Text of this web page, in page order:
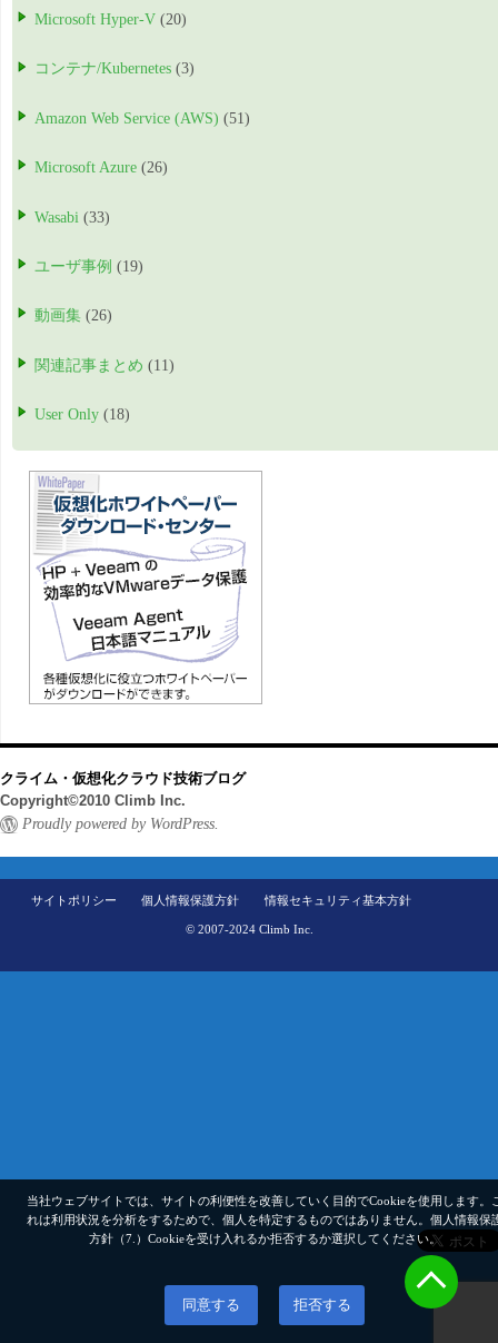
Microsoft Hyper-V (20)
コンテナ/Kubernetes (3)
Amazon Web Service (AWS) (51)
Microsoft Azure (26)
Wasabi (33)
ユーザ事例 (19)
動画集 (26)
関連記事まとめ (11)
User Only (18)
クライム・仮想化クラウド技術ブログ
Copyright©2010 Climb Inc.
Proudly powered by WordPress.
サイトポリシー 個人情報保護方針 情報セキュリティ基本方針
© 2007-2024 Climb Inc.
当社ウェブサイトでは、サイトの利便性を改善していく目的でCookieを使用します。
れは利用状況を分析をするためで、個人を特定するものではありません。 個人情報保
方針（7.） Cookieを受け入れるか拒否するか選択してください。
同意する 拒否する